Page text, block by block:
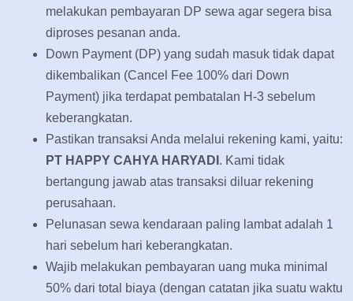
melakukan pembayaran DP sewa agar segera bisa
diproses pesanan anda.
Down Payment (DP) yang sudah masuk tidak dapat
dikembalikan (Cancel Fee 100% dari Down
Payment) jika terdapat pembatalan H-3 sebelum
keberangkatan.
Pastikan transaksi Anda melalui rekening kami, yaitu:
PT HAPPY CAHYA HARYADI . Kami tidak
bertangung jawab atas transaksi diluar rekening
perusahaan.
Pelunasan sewa kendaraan paling lambat adalah 1
hari sebelum hari keberangkatan.
Wajib melakukan pembayaran uang muka minimal
50% dari total biaya (dengan catatan jika suatu waktu